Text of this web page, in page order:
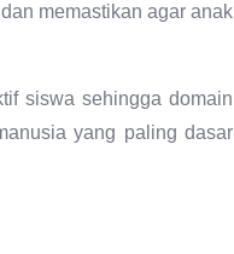
memastikan agar anak
siswa sehingga domain
yang paling dasar